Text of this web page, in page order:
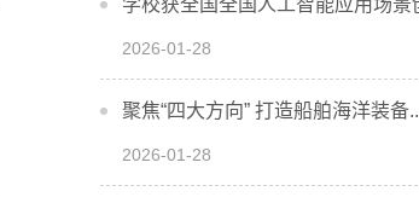
学校获全国全国人工智能应用场景
2026-01-28
聚焦“四大方向” 打造船舶海洋装备
2026-01-28